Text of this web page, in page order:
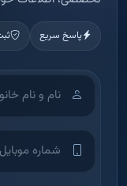
پاسخ سریع